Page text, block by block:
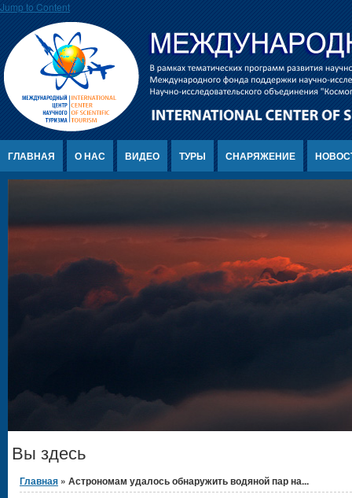
Jump to Content
ГЛАВНАЯ О НАС ВИДЕО ТУРЫ СНАРЯЖЕНИЕ
Вы здесь
Главная » Астрономам удалось обнаружить водяной пар на...